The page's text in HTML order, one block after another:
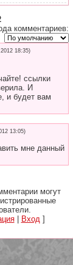
комментариев:
18:35)
ссылки
И
и будет вам
13:05)
мне данный
могут
| Вход]